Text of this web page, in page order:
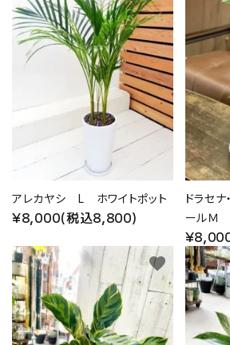
アレカヤシ L ホワイトポット
¥8,000(税込8,800)
ドラセ
ールＭ
favorite